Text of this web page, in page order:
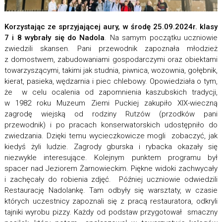
Korzystając ze sprzyjającej aury, w środę 25.09.2024r. klasy
7 i 8 wybrały się do Nadola. Na samym początku uczniowie
zwiedzili skansen. Pani przewodnik zapoznała młodzież
z domostwem, zabudowaniami gospodarczymi oraz obiektami
towarzyszącymi, takimi jak studnia, piwnica, wozownia, gołębnik,
kierat, pasieka, wędzarnia i piec chlebowy. Opowiedziała o tym,
że w celu ocalenia od zapomnienia kaszubskich tradycji,
w 1982 roku Muzeum Ziemi Puckiej zakupiło XIX-wieczną
zagrodę wiejską od rodziny Rutzów (przodków pani
przewodnik) i po pracach konserwatorskich udostępniło do
zwiedzania. Dzięki temu wycieczkowicze mogli zobaczyć, jak
kiedyś żyli ludzie. Zagrody gburska i rybacka okazały się
niezwykle interesujące. Kolejnym punktem programu był
spacer nad Jeziorem Żarnowieckim. Piękne widoki zachwycały
i zachęcały do robienia zdjęć. Później uczniowie odwiedzili
Restaurację Nadolankę. Tam odbyły się warsztaty, w czasie
których uczestnicy zapoznali się z pracą restauratora, odkryli
tajniki wyrobu pizzy. Każdy od podstaw przygotował smaczny